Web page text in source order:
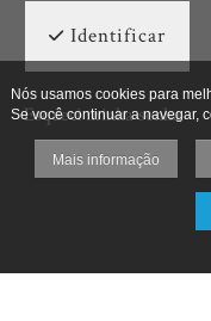
Identificar
Esqueci minha senha
Nós usamos cookies para
Se você continuar a navegar,
Mais informação